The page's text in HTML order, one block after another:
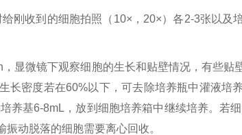
刚收到的细胞拍照（10×，20×）各2-3张以及
显微镜下观察细胞的生长和贴壁情况，有些贴
长密度若在60%以下，可去除培养瓶中灌液培
养基6-8mL，放到细胞培养箱中继续培养。若
动脱落的细胞需要离心回收。